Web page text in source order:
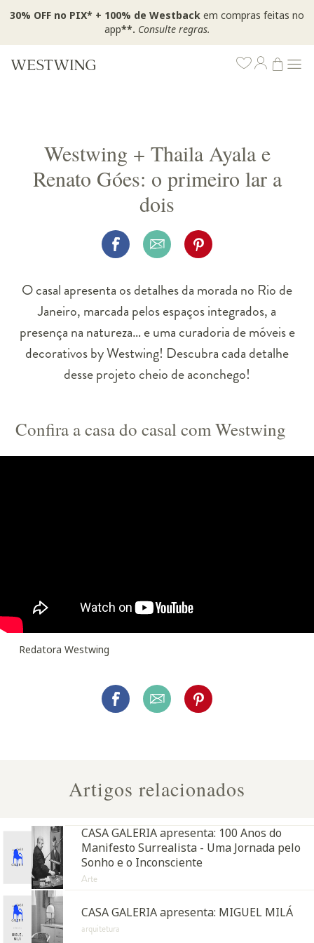
30% OFF no PIX* + 100% de Westback em compras feitas no
app**. Consulte regras.
Westwing + Thaila Ayala e
Renato Góes: o primeiro lar a
dois
O casal apresenta os detalhes da morada no Rio de
Janeiro, marcada pelos espaços integrados, a
presença na natureza… e uma curadoria de móveis e
decorativos by Westwing! Descubra cada detalhe
desse projeto cheio de aconchego!
Confira a casa do casal com Westwing
Redatora Westwing
Artigos relacionados
CASA GALERIA apresenta: 100 Anos do
Manifesto Surrealista - Uma Jornada pelo
Sonho e o Inconsciente
Arte
CASA GALERIA apresenta: MIGUEL MILÁ
arquitetura